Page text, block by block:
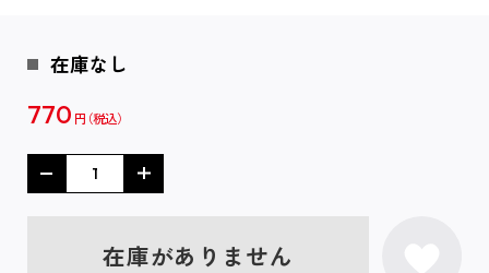
在庫なし
770 円
在庫がありません